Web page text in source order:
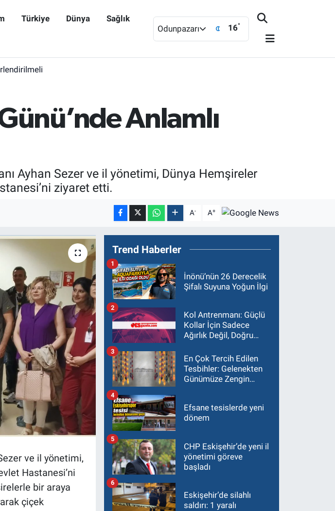
Türkiye Dünya Sağlık
Odunpazarı 16°
Anlamlı
Ayhan Sezer ve il yönetimi, Dünya Hemşireler
ziyaret etti.
A- A+
ve il yönetimi,
Hastanesi’ni
bir araya
çiçek
Trend Haberler
İnönü’nün 26 Derecelik
Şifalı Suyuna Yoğun İlgi
1
Kol Antrenmanı: Güçlü
Kollar İçin Sadece
Ağırlık Değil, Doğru
2
En Çok Tercih Edilen
Tesbihler: Gelenekten
Günümüze Zengin
3
Efsane tesislerde yeni
dönem
4
CHP Eskişehir’de yeni il
yönetimi göreve
başladı
5
Eskişehir’de silahlı
saldırı: 1 yaralı
6